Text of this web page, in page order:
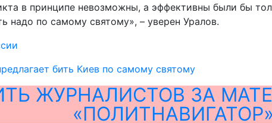
в принципе невозможны, а эффективны были бы
надо по самому святому», – уверен Уралов.
бить Киев по самому святому
ЖУРНАЛИСТОВ ЗА
«ПОЛИТНАВИГАТОР»